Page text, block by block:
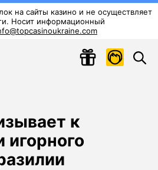
к
игорного